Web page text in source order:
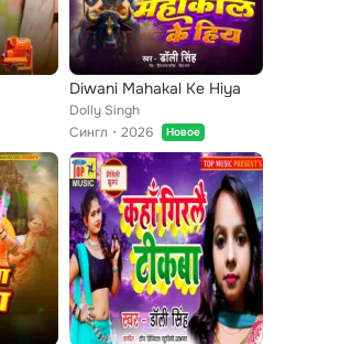
Diwani Mahakal Ke Hiya
Dolly Singh
Сингл
2026 Новое